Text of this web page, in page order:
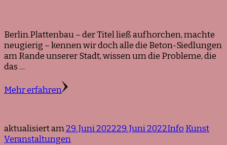
Berlin.Plattenbau – der Titel ließ aufhorchen, machte
neugierig – kennen wir doch alle die Beton-Siedlungen
am Rande unserer Stadt, wissen um die Probleme, die
das …
Mehr erfahren
aktualisiert am29. Juni 202229. Juni 2022Info Kunst
Veranstaltungen